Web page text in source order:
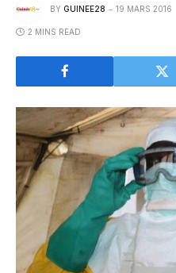
BY GUINEE28 19 MARS 2016
2 MINS READ